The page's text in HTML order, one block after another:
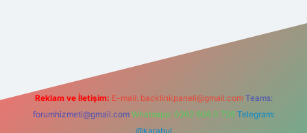
Reklam ve İletişim: E-mail: backlinkpaneli@gmail.com Teams:
forumhizmeti@gmail.com Whatsapp: 0262 606 0 726 Telegram:
@karabul